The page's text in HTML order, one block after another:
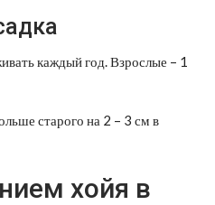
каждый год. Взрослые – 1
старого на 2 – 3 см в
хойя в